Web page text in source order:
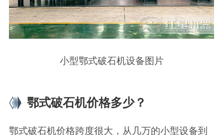
小型鄂式破石机设备图片
鄂式破石机价格多少？
鄂式破石机价格跨度很大，‌从几万的小型设备到